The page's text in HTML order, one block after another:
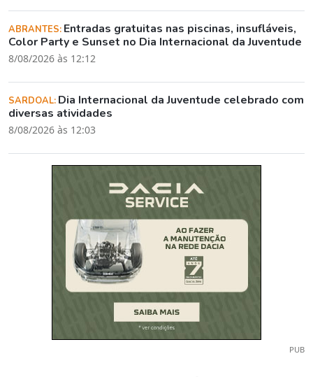
ABRANTES: Entradas gratuitas nas piscinas, insufláveis,
Color Party e Sunset no Dia Internacional da Juventude
8/08/2026 às 12:12
SARDOAL: Dia Internacional da Juventude celebrado com
diversas atividades
8/08/2026 às 12:03
PUB